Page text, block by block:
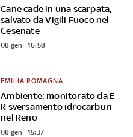
Cane cade in una scarpata,
salvato da Vigili Fuoco nel
Cesenate
08 gen - 16:58
Ambiente: monitorato da E-
R sversamento idrocarburi
nel Reno
EMILIA ROMAGNA
08 gen - 15:37